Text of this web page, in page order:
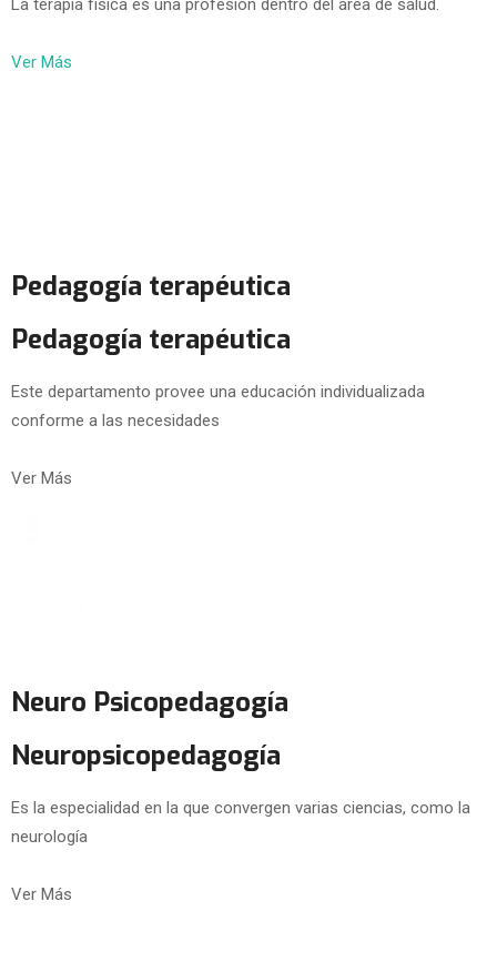
La terapia física es una profesión dentro del área de salud.
Ver Más
Pedagogía terapéutica
Pedagogía terapéutica
Este departamento provee una educación individualizada
conforme a las necesidades
Ver Más
Neuro Psicopedagogía
Neuropsicopedagogía
Es la especialidad en la que convergen varias ciencias, como la
neurología
Ver Más